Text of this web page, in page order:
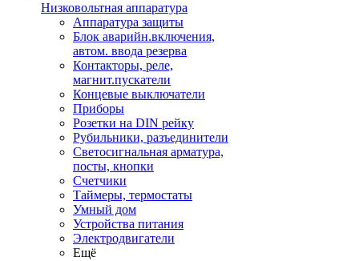
Низковольтная аппаратура
Аппаратура защиты
Блок аварийн.включения,
автом. ввода резерва
Контакторы, реле,
магнит.пускатели
Концевые выключатели
Приборы
Розетки на DIN рейку
Рубильники, разъединители
Светосигнальная арматура,
посты, кнопки
Счетчики
Таймеры, термостаты
Умный дом
Устройства питания
Электродвигатели
Ещё